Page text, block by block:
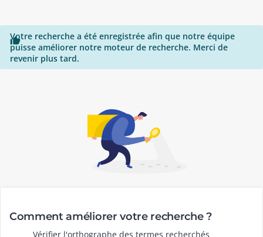

Votre recherche a été enregistrée afin que notre équipe
puisse améliorer notre moteur de recherche. Merci de
revenir plus tard.
Comment améliorer votre recherche ?
Vérifier l'orthographe des termes recherchés